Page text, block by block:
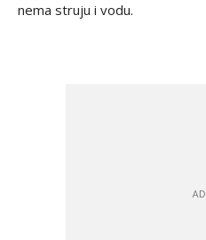
nema struju i vodu.